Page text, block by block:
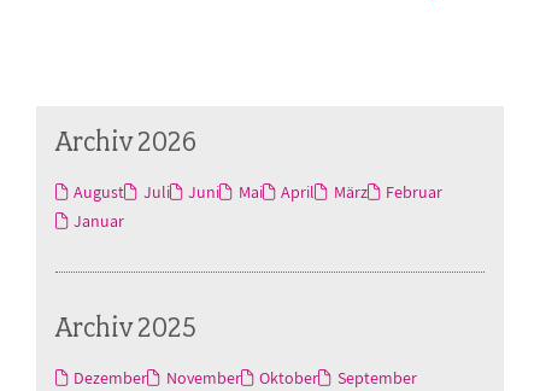
Archiv 2026
August Juli Juni Mai April März
Februar
Januar
Archiv 2025
Dezember November Oktober
September